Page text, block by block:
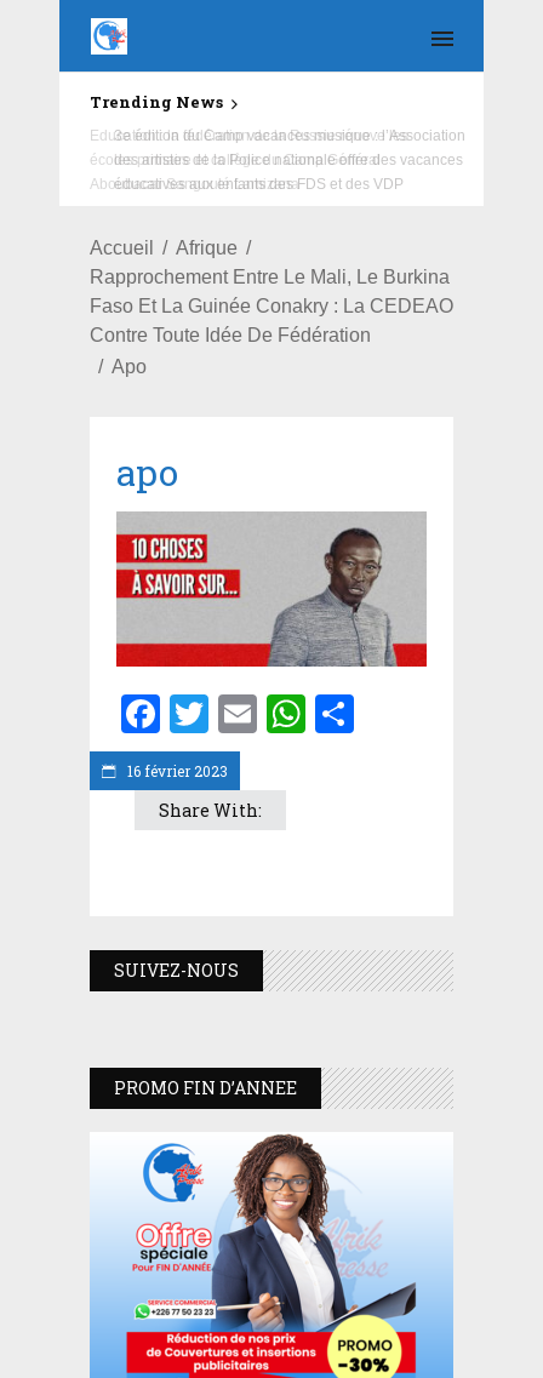
Trending News
Education : la fédération de la Russie rénove les
écoles primaire et collège du Camp Général
Aboubacar Sangoulé Lamizana
Accueil
Afrique
Rapprochement Entre Le Mali, Le Burkina
Faso Et La Guinée Conakry : La CEDEAO
Contre Toute Idée De Fédération
Apo
16 février 2023
apo
Facebook
Twitter
EmailWhatsApp
Share With:
SUIVEZ-NOUS
PROMO FIN D’ANNEE